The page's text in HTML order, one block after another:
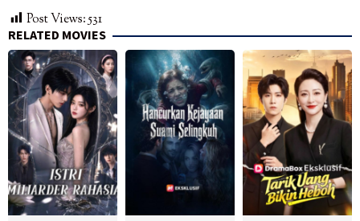
Post Views:531
RELATED MOVIES